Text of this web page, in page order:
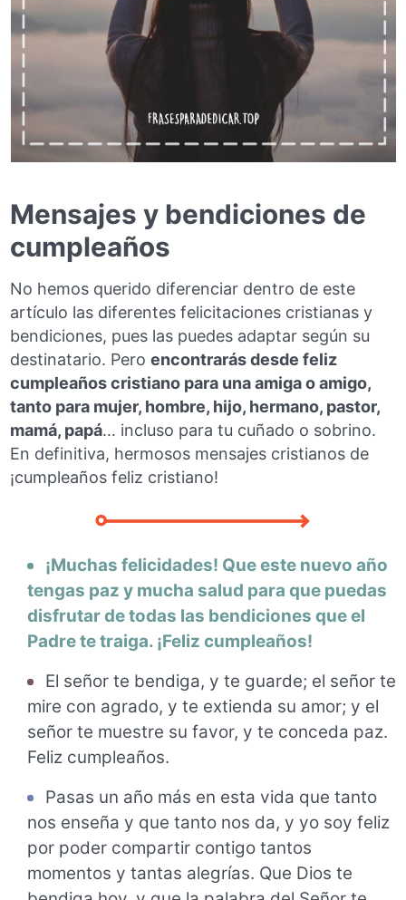
Mensajes y bendiciones de
cumpleaños
No hemos querido diferenciar dentro de este
artículo las diferentes felicitaciones cristianas y
bendiciones, pues las puedes adaptar según su
destinatario. Peroencontrarás desde feliz
cumpleaños cristiano para una amiga o amigo,
tanto para mujer, hombre, hijo, hermano, pastor,
mamá, papá… incluso para tu cuñado o sobrino.
En definitiva, hermosos mensajes cristianos de
¡cumpleaños feliz cristiano!
¡Muchas felicidades! Que este nuevo año
tengas paz y mucha salud para que puedas
disfrutar de todas las bendiciones que el
Padre te traiga. ¡Feliz cumpleaños!
El señor te bendiga, y te guarde; el señor te
mire con agrado, y te extienda su amor; y el
señor te muestre su favor, y te conceda paz.
Feliz cumpleaños.
Pasas un año más en esta vida que tanto
nos enseña y que tanto nos da, y yo soy feliz
por poder compartir contigo tantos
momentos y tantas alegrías. Que Dios te